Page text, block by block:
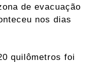
de evacuação
nos dias
quilômetros foi